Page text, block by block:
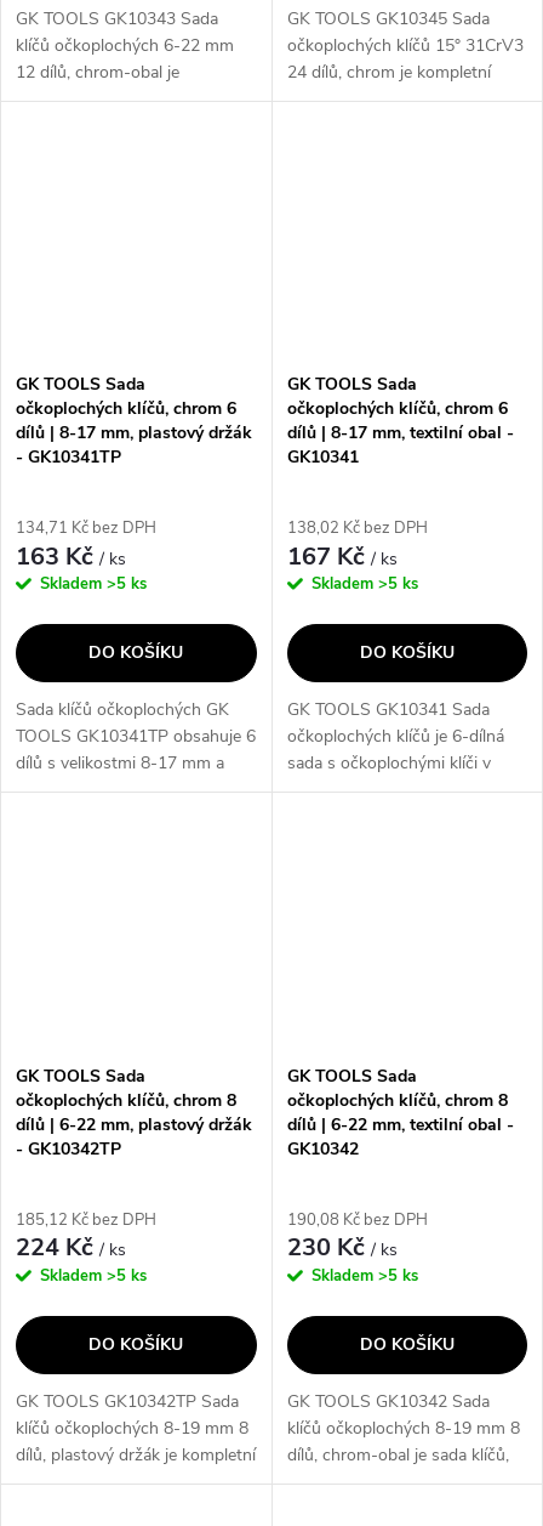
GK TOOLS GK10343 Sada
klíčů očkoplochých 6-22 mm
12 dílů, chrom-obal je
kompletní sada očkoplochých
GK TOOLS GK10345 Sada
očkoplochých klíčů 15° 31CrV3
24 dílů, chrom je kompletní
sada očkoplochých klíčů, která
GK TOOLS Sada
očkoplochých klíčů, chrom 6
dílů | 8-17 mm, plastový držák
- GK10341TP
134,71 Kč bez DPH
163 Kč/ ks
Skladem >5 ks
DO KOŠÍKU
Sada klíčů očkoplochých GK
TOOLS GK10341TP obsahuje 6
dílů s velikostmi 8-17 mm a
plastovým držákem. Klíče mají
GK TOOLS Sada
očkoplochých klíčů, chrom 6
dílů | 8-17 mm, textilní obal -
GK10341
138,02 Kč bez DPH
167 Kč/ ks
Skladem >5 ks
DO KOŠÍKU
GK TOOLS GK10341 Sada
očkoplochých klíčů je 6-dílná
sada s očkoplochými klíči v
textilním obalu. Klíče jsou
GK TOOLS Sada
očkoplochých klíčů, chrom 8
dílů | 6-22 mm, plastový držák
- GK10342TP
185,12 Kč bez DPH
224 Kč/ ks
Skladem >5 ks
DO KOŠÍKU
GK TOOLS GK10342TP Sada
klíčů očkoplochých 8-19 mm 8
dílů, plastový držák je kompletní
sada očkoplochých klíčů, která
GK TOOLS Sada
očkoplochých klíčů, chrom 8
dílů | 6-22 mm, textilní obal -
GK10342
190,08 Kč bez DPH
230 Kč/ ks
Skladem >5 ks
DO KOŠÍKU
GK TOOLS GK10342 Sada
klíčů očkoplochých 8-19 mm 8
dílů, chrom-obal je sada klíčů,
která obsahuje 8 dílů o